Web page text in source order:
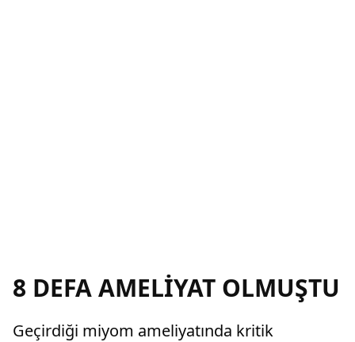
8 DEFA AMELİYAT OLMUŞTU
Geçirdiği miyom ameliyatında kritik